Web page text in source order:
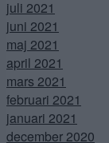
juli 2021
juni 2021
maj 2021
april 2021
mars 2021
februari 2021
januari 2021
december 2020